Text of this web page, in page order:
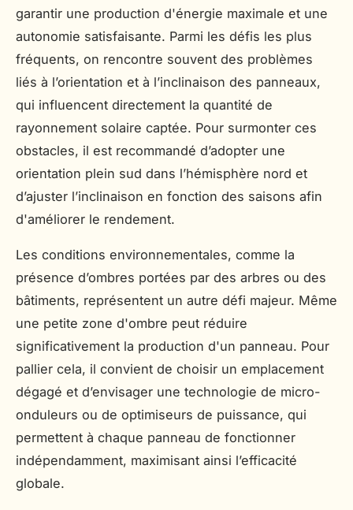
garantir une production d'énergie maximale et une
autonomie satisfaisante. Parmi les défis les plus
fréquents, on rencontre souvent des problèmes
liés à l’orientation et à l’inclinaison des panneaux,
qui influencent directement la quantité de
rayonnement solaire captée. Pour surmonter ces
obstacles, il est recommandé d’adopter une
orientation plein sud dans l’hémisphère nord et
d’ajuster l’inclinaison en fonction des saisons afin
d'améliorer le rendement.
Les conditions environnementales, comme la
présence d’ombres portées par des arbres ou des
bâtiments, représentent un autre défi majeur. Même
une petite zone d'ombre peut réduire
significativement la production d'un panneau. Pour
pallier cela, il convient de choisir un emplacement
dégagé et d’envisager une technologie de micro-
onduleurs ou de optimiseurs de puissance, qui
permettent à chaque panneau de fonctionner
indépendamment, maximisant ainsi l’efficacité
globale.